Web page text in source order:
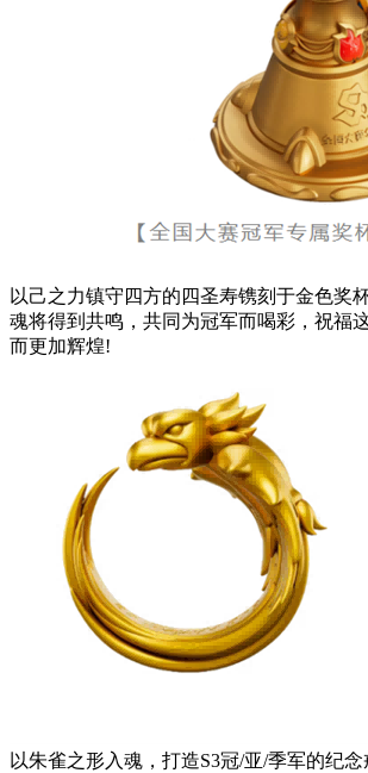
以己之力镇守四方的四圣寿镌刻于金色奖
魂将得到共鸣，共同为冠军而喝彩，祝福
而更加辉煌!
以朱雀之形入魂，打造S3冠/亚/季军的纪